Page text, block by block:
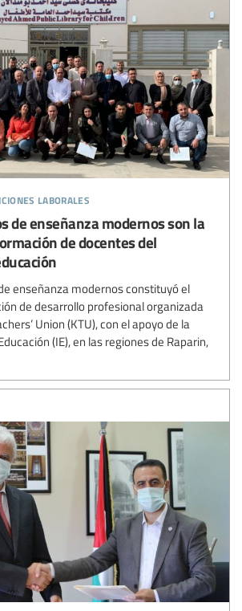
laborales
de enseñanza modernos son la
de docentes del
enseñanza modernos constituyó el
de desarrollo profesional organizada
Union (KTU), con el apoyo de la
(IE), en las regiones de Raparin,